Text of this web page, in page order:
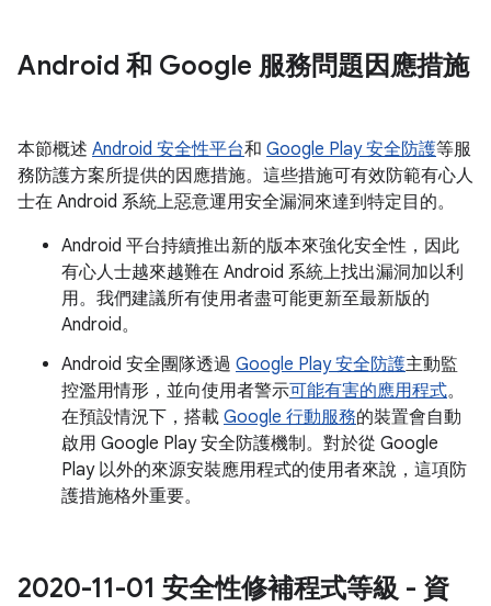
Android 和 Google 服務問題因應措施
本節概述 Android 安全性平台和 Google Play 安全防護等服
務防護方案所提供的因應措施。這些措施可有效防範有心人
士在 Android 系統上惡意運用安全漏洞來達到特定目的。
Android 平台持續推出新的版本來強化安全性，因此
有心人士越來越難在 Android 系統上找出漏洞加以利
用。我們建議所有使用者盡可能更新至最新版的
Android。
Android 安全團隊透過 Google Play 安全防護主動監
控濫用情形，並向使用者警示可能有害的應用程式。
在預設情況下，搭載 Google 行動服務的裝置會自動
啟用 Google Play 安全防護機制。對於從 Google
Play 以外的來源安裝應用程式的使用者來說，這項防
護措施格外重要。
2020-11-01 安全性修補程式等級 - 資